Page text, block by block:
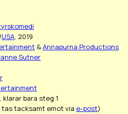
/USA, 2019
&Annapurna Productions
Sutner
klarar bara steg 1
tacksamt emot via e-post)